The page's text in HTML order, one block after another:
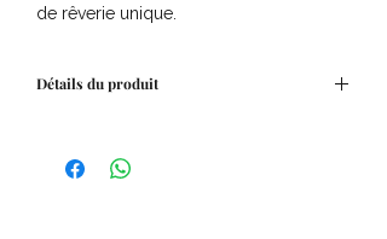
de rêverie unique.
Détails du produit
Dimensions
50 cm